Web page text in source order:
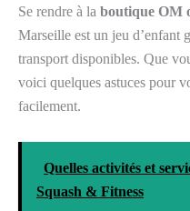
Se rendre à la boutique OM
Marseille est un jeu d’enfant
transport disponibles. Que
voici quelques astuces pour
facilement.
Quelles activités et
Squash & Fitness